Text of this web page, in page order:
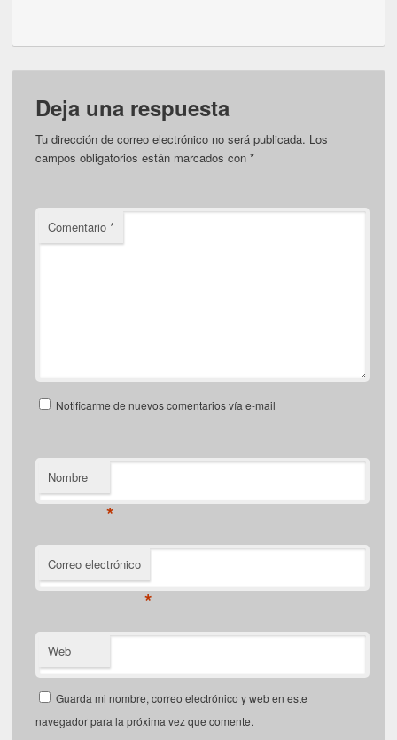
Deja una respuesta
Tu dirección de correo electrónico no será publicada. Los
campos obligatorios están marcados con*
Comentario*
Notificarme de nuevos comentarios vía e-mail
Nombre
*
Correo electrónico
*
Web
Guarda mi nombre, correo electrónico y web en este
navegador para la próxima vez que comente.